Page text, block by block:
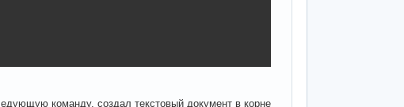
команду, создал текстовый документ в корне